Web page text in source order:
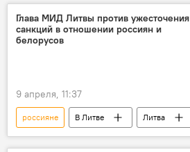
белорусы
Глава МИД Литвы против ужесточения
санкций в отношении россиян и
белорусов
9 апреля, 11:37
россияне В Литве
Литва
МИД Литвы
Кястутис Будрис